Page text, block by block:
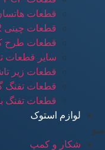
قطعات
قطعات چینی 62
قطعات طرح
سایر قطعات
قطعات زیر
قطعات
قطعات تفنگ
لوازم استوک
منو
شکار و کمپ